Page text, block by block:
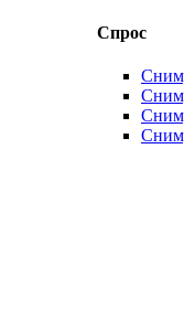
Спрос